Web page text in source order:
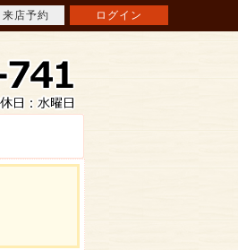
来店予約 ログイン